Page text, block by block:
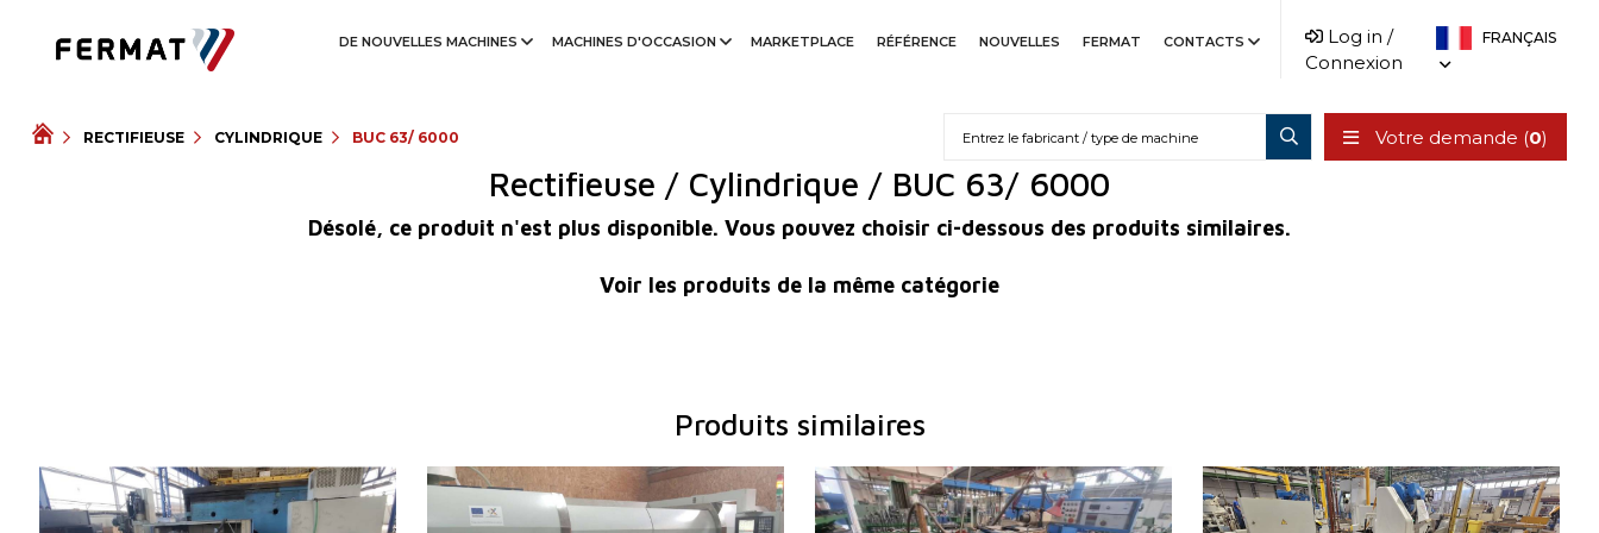
DE NOUVELLES MACHINES MACHINES D'OCCASION MARKETPLACE RÉFÉRENCE NOUVELLES FERMAT CONTACTS
Log in /
Connexion
FRANÇAIS
RECTIFIEUSE CYLINDRIQUE BUC 63/ 6000 Votre demande (0)
Rectifieuse / Cylindrique / BUC 63/ 6000
Désolé, ce produit n'est plus disponible. Vous pouvez choisir ci-dessous des produits similaires.
Voir les produits de la même catégorie
Produits similaires
Année de production:
2004
Système de contrôle
OUI
Année de production:
2018
Système de contrôle
OUI
Année de production:
1993
Système de contrôle
NON
Année de production:
1976
Système de contrôle
NON